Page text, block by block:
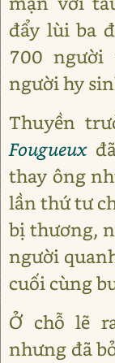
đẩy lùi ba
700
người hy
Thuyền
Fougueux
thay ông
lần thứ tư
bị thương,
người
cuối cùng
Ở chỗ lẽ
nhưng đã